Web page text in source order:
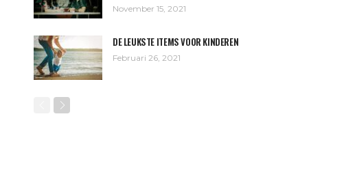
November 15, 2021
DE LEUKSTE ITEMS VOOR KINDEREN
Februari 26, 2021